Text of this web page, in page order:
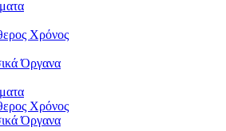
Χρόνος
Όργανα
Χρόνος
Όργανα